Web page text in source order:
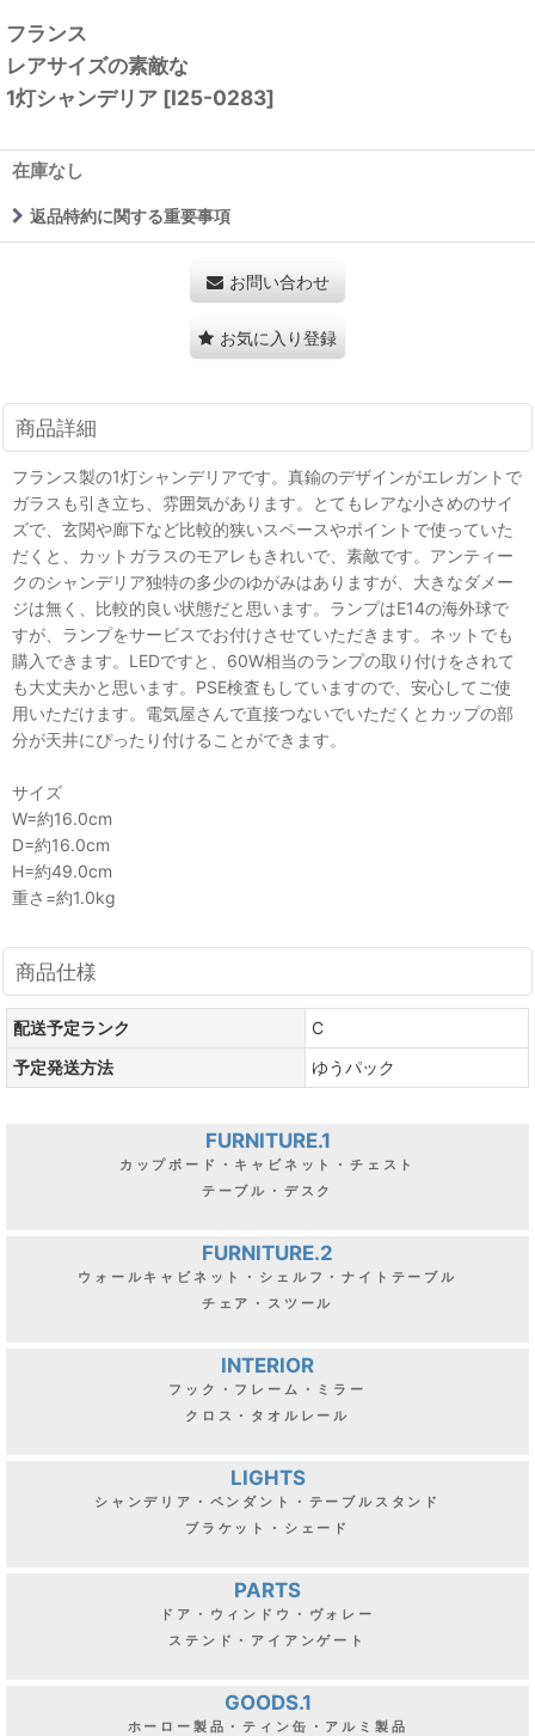
フランス
レアサイズの素敵な
1灯シャンデリア [I25-0283]
在庫なし
返品特約に関する重要事項
お問い合わせ
お気に入り登録
商品詳細
フランス製の1灯シャンデリアです。真鍮のデザインがエレガントで
ガラスも引き立ち、雰囲気があります。とてもレアな小さめのサイ
ズで、玄関や廊下など比較的狭いスペースやポイントで使っていた
だくと、カットガラスのモアレもきれいで、素敵です。アンティー
クのシャンデリア独特の多少のゆがみはありますが、大きなダメー
ジは無く、比較的良い状態だと思います。ランプはE14の海外球で
すが、ランプをサービスでお付けさせていただきます。ネットでも
購入できます。LEDですと、60W相当のランプの取り付けをされて
も大丈夫かと思います。PSE検査もしていますので、安心してご使
用いただけます。電気屋さんで直接つないでいただくとカップの部
分が天井にぴったり付けることができます。
サイズ
W=約16.0cm
D=約16.0cm
H=約49.0cm
重さ=約1.0kg
商品仕様
配送予定ランク
C
予定発送方法
ゆうパック
FURNITURE.1
カップボード・キャビネット・チェスト
テーブル・デスク
FURNITURE.2
ウォールキャビネット・シェルフ・ナイトテーブル
チェア・スツール
INTERIOR
フック・フレーム・ミラー
クロス・タオルレール
LIGHTS
シャンデリア・ペンダント・テーブルスタンド
ブラケット・シェード
PARTS
ドア・ウィンドウ・ヴォレー
ステンド・アイアンゲート
GOODS.1
ホーロー製品・ティン缶・アルミ製品